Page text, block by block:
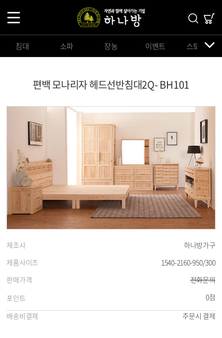
침대 소파 장농 이벤트 스토리지
편백 모나리자 헤드선반침대2Q- BH101
제조사
하나방가구
제품사이즈
1540-2160-950/300
판매가격
전화문의
포인트
0점
배송비결제
주문시 결제